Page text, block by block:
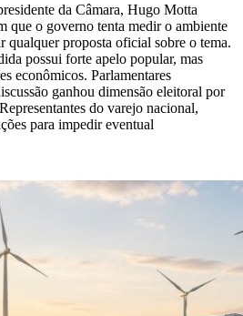
da Câmara, Hugo Motta
que o governo tenta medir o ambiente
qualquer proposta oficial sobre o tema.
possui forte apelo popular, mas
econômicos. Parlamentares
ganhou dimensão eleitoral por
do varejo nacional,
para impedir eventual